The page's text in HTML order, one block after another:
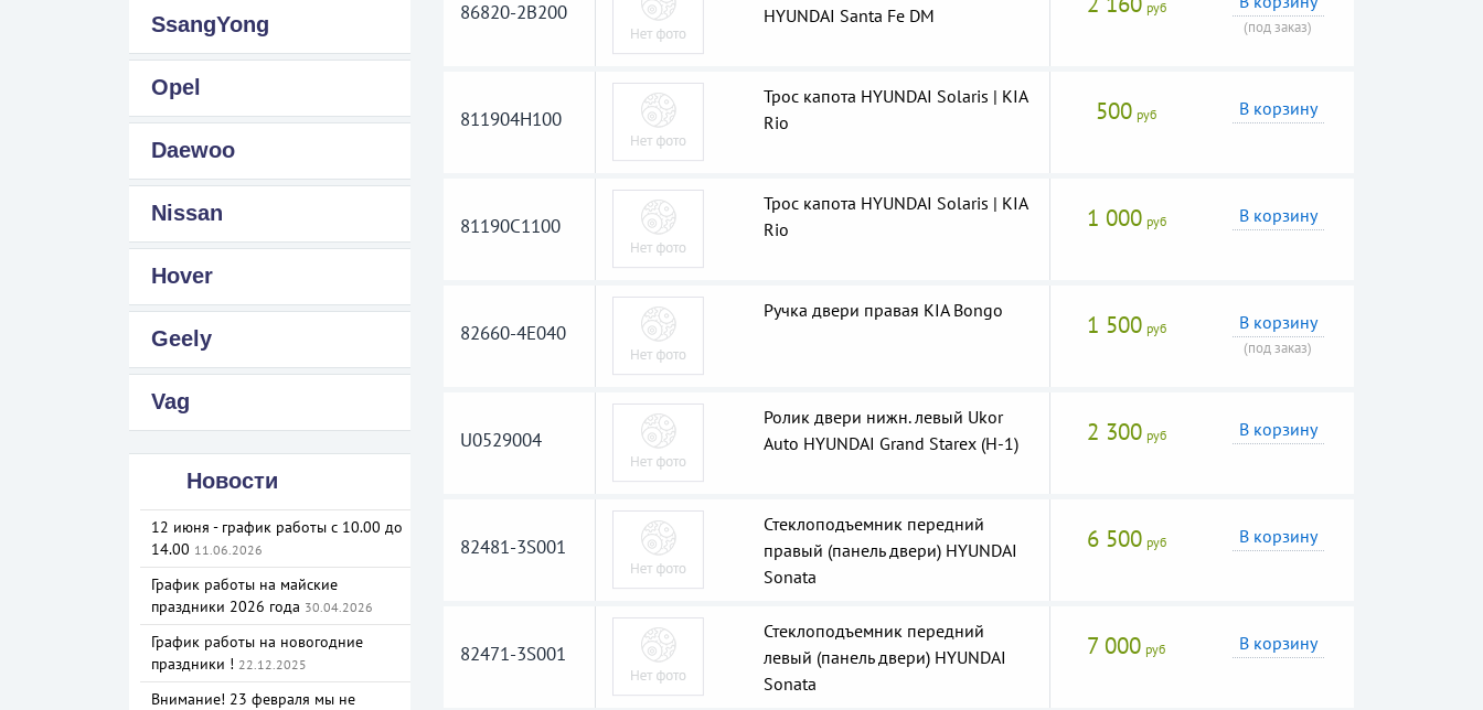
SsangYong
Opel
Daewoo
Nissan
Hover
Geely
Vag
Новости
12 июня - график работы с 10.00 до
14.00 11.06.2026
График работы на майские
праздники 2026 года 30.04.2026
График работы на новогодние
праздники ! 22.12.2025
Внимание! 23 февраля мы не
86820-2B200
HYUNDAI Santa Fe DM
руб
(под заказ)
811904H100
Трос капота HYUNDAI Solaris | KIA
Rio
500 руб В корзину
81190C1100
Трос капота HYUNDAI Solaris | KIA
Rio
1 000 руб В корзину
82660-4E040
Ручка двери правая KIA Bongo 1 500 руб В корзину
(под заказ)
U0529004
Ролик двери нижн. левый Ukor
Auto HYUNDAI Grand Starex (H-1)
2 300 руб В корзину
82481-3S001
Стеклоподъемник передний
правый (панель двери) HYUNDAI
Sonata
6 500 руб В корзину
82471-3S001
Стеклоподъемник передний
левый (панель двери) HYUNDAI
Sonata
7 000 руб В корзину